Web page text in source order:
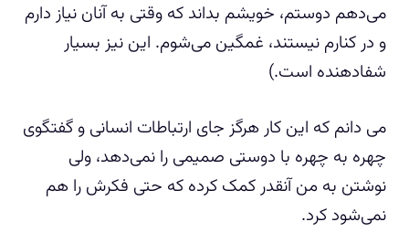
می‌دهم دوستم، خویشم بداند که وقتی به آنان نیاز دارم
و در کنارم نیستند، غمگین می‌شوم. این نیز بسیار
شفادهنده است.)
می دانم که این کار هرگز جای ارتباطات انسانی و گفتگوی
چهره به چهره با دوستی صمیمی را نمی‌دهد، ولی
نوشتن به من آنقدر کمک کرده که حتی فکرش را هم
نمی‌شود کرد.